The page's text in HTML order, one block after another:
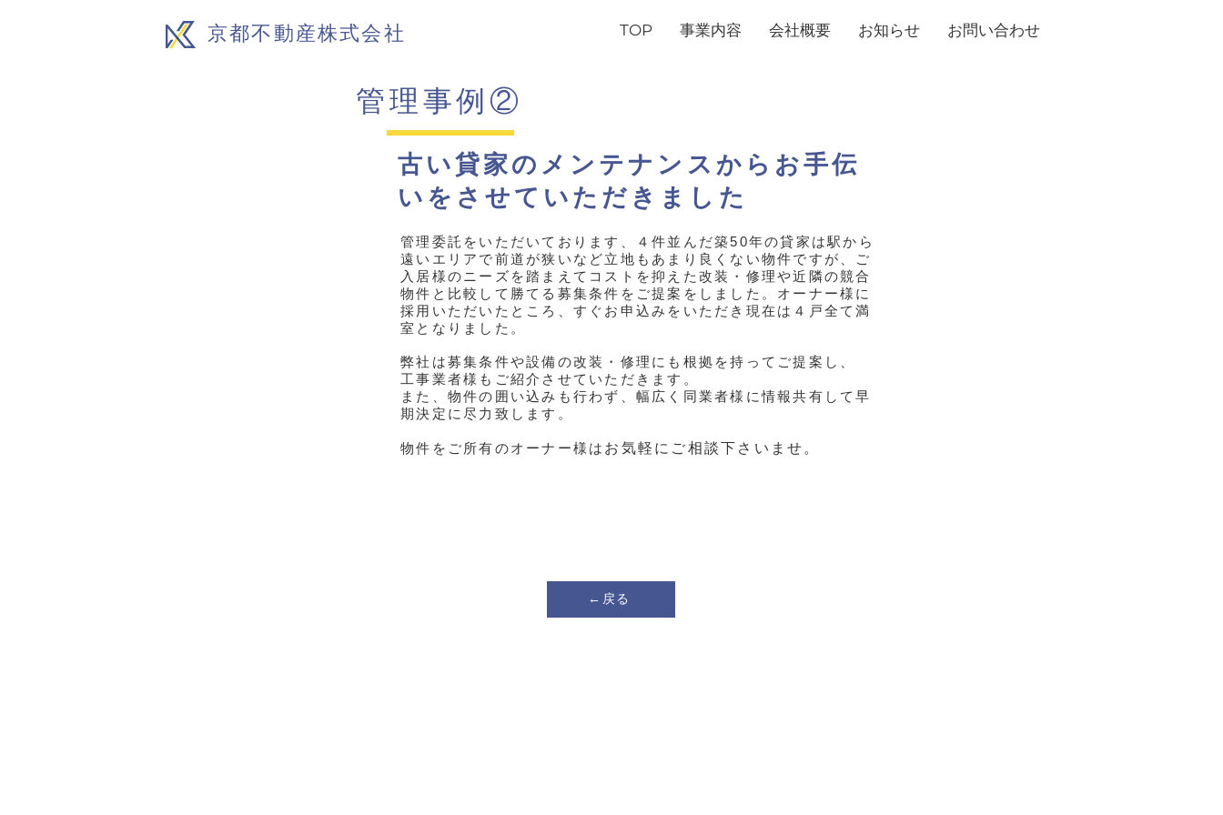
京都不動産株式会社 TOP 事業内容 会社概要 お知らせ お問い合わせ
管理事例②
古い貸家のメンテナンスからお手伝
いをさせていただきました
管理委託をいただいております、４件並んだ築50年の貸家は駅から
遠いエリアで前道が狭いなど立地もあまり良くない物件ですが、ご
入居様のニーズを踏まえてコストを抑えた改装・修理や近隣の競合
物件と比較して勝てる募集条件をご提案をしました。オーナー様に
採用いただいたところ、すぐお申込みをいただき現在は４戸全て満
室となりました。
弊社は募集条件や設備の改装・修理にも根拠を持ってご提案し、
工事業者様もご紹介させていただきます。
また、物件の囲い込みも行わず、幅広く同業者様に情報共有して早
期決定に尽力致します。​
​物件をご所有のオーナー様は ​お気軽にご相談下さいませ。
←戻る